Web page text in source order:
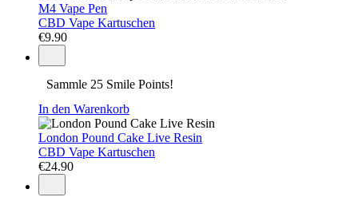
M4 Vape Pen
CBD Vape Kartuschen
€9.90
Sammle 25 Smile Points!
In den Warenkorb
London Pound Cake Live Resin
CBD Vape Kartuschen
€24.90